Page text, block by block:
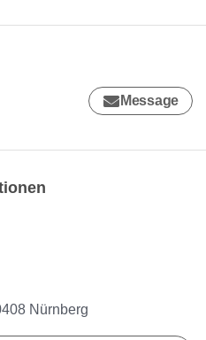
Message
Nürnberg